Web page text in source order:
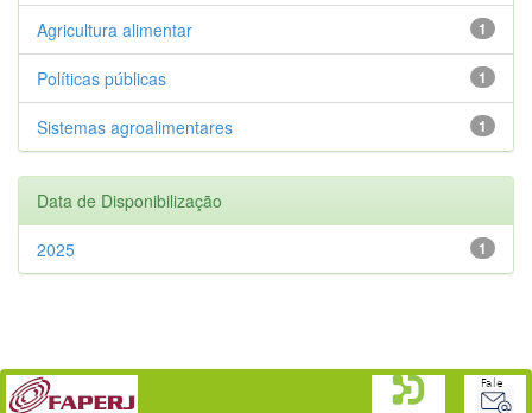
1
Agricultura alimentar
1
Políticas públicas
1
Sistemas agroalimentares
Data de Disponibilização
1
2025